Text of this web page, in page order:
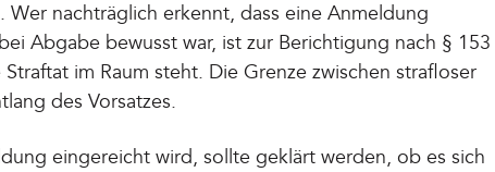
nachträglich erkennt, dass eine Anmeldung
Abgabe bewusst war, ist zur Berichtigung nach § 153
im Raum steht. Die Grenze zwischen strafloser
des Vorsatzes.
eingereicht wird, sollte geklärt werden, ob es sich